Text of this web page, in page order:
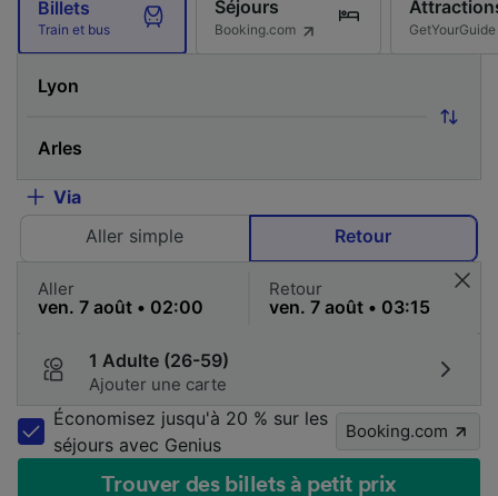
Billets
Train et bus
Séjours
Booking.com GetYourGuide
Via
Aller simple
Retour
Aller Retour
1 Adulte (26-59)
Ajouter une carte
Économisez jusqu'à 20 % sur les
séjours avec Genius
Booking.com
Trouver des billets à petit prix